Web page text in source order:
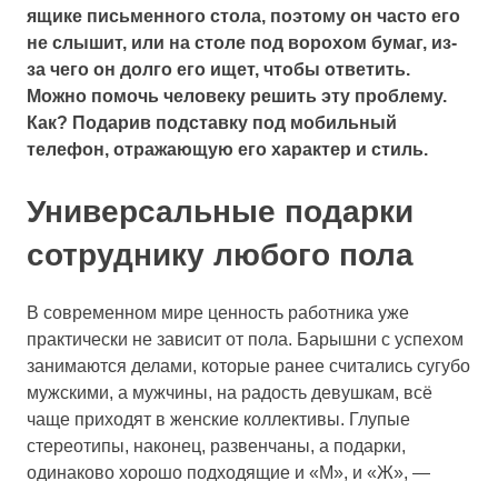
ящике письменного стола, поэтому он часто его
не слышит, или на столе под ворохом бумаг, из-
за чего он долго его ищет, чтобы ответить.
Можно помочь человеку решить эту проблему.
Как? Подарив подставку под мобильный
телефон, отражающую его характер и стиль.
Универсальные подарки
сотруднику любого пола
В современном мире ценность работника уже
практически не зависит от пола. Барышни с успехом
занимаются делами, которые ранее считались сугубо
мужскими, а мужчины, на радость девушкам, всё
чаще приходят в женские коллективы. Глупые
стереотипы, наконец, развенчаны, а подарки,
одинаково хорошо подходящие и «М», и «Ж», —